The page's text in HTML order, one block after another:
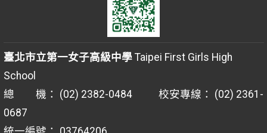
臺北市立第一女子高級中學Taipei First Girls High
School
總 機： (02) 2382-0484 校安專線： (02) 2361-
0687